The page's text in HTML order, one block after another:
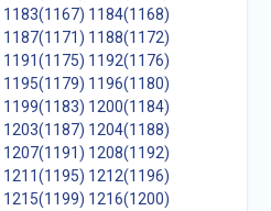
1183(1167) 1184(1168)
1187(1171) 1188(1172)
1191(1175) 1192(1176)
1195(1179) 1196(1180)
1199(1183) 1200(1184)
1203(1187) 1204(1188)
1207(1191) 1208(1192)
1211(1195) 1212(1196)
1215(1199) 1216(1200)